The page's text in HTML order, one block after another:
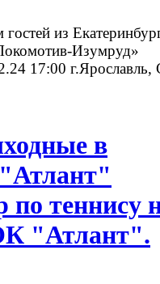
из
Изумруд»
17:00
в
"Атлант"
по теннису
"Атлант".